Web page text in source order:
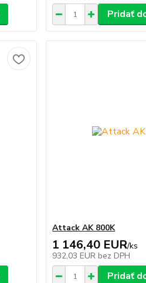
Pridať
Attack AK 800K
1 146,40 EUR/ks
932,03 EUR bez DPH
Pridať